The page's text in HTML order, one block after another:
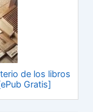
de los libros
Gratis]